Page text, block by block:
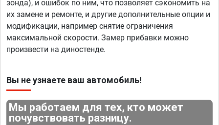
зонда), и ошибок по ним, что позволяет сэкономить на
их замене и ремонте, и другие дополнительные опции и
модификации, например снятие ограничения
максимальной скорости. Замер прибавки можно
произвести на диностенде.
Вы не узнаете ваш автомобиль!
Мы работаем для тех, кто может
почувствовать разницу.